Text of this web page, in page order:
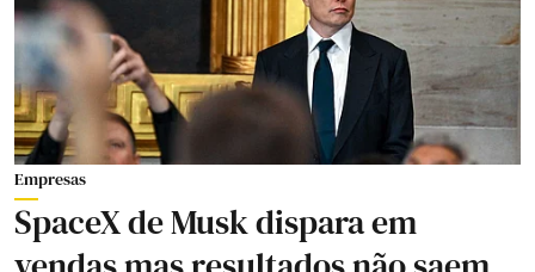
Empresas
SpaceX de Musk dispara em